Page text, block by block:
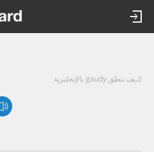
كيف تنطق gaudy بالإنجليزية